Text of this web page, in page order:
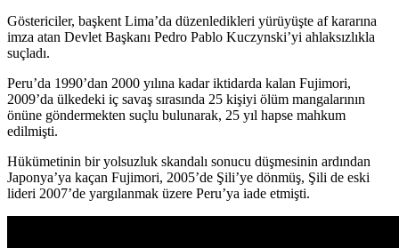
Göstericiler, başkent Lima’da düzenledikleri yürüyüşte af kararına
imza atan Devlet Başkanı Pedro Pablo Kuczynski’yi ahlaksızlıkla
suçladı.
Peru’da 1990’dan 2000 yılına kadar iktidarda kalan Fujimori,
2009’da ülkedeki iç savaş sırasında 25 kişiyi ölüm mangalarının
önüne göndermekten suçlu bulunarak, 25 yıl hapse mahkum
edilmişti.
Hükümetinin bir yolsuzluk skandalı sonucu düşmesinin ardından
Japonya’ya kaçan Fujimori, 2005’de Şili’ye dönmüş, Şili de eski
lideri 2007’de yargılanmak üzere Peru’ya iade etmişti.